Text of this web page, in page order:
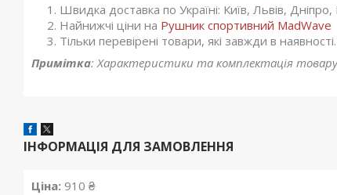
Швидка доставка по Україні: Київ, Львів, Дніпро,
Найнижчі ціни на Рушник спортивний MadWave
Тільки перевірені товари, які завжди в наявності.
Примітка: Характеристики та комплектація
ІНФОРМАЦІЯ ДЛЯ ЗАМОВЛЕННЯ
Ціна: 910 ₴